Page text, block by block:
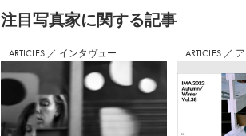
注⽬写真家に関する記事
ARTICLES ／ インタヴュー ARTICLES ／